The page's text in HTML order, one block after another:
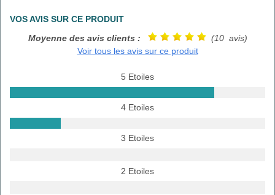
VOS AVIS SUR CE PRODUIT
Moyenne des avis clients :
(10 avis)
Voir tous les avis sur ce produit
5 Etoiles
4 Etoiles
3 Etoiles
2 Etoiles